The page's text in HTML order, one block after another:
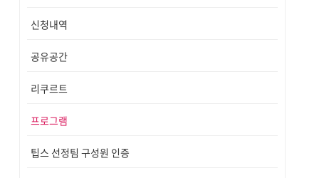
신청내역
공유공간
리쿠르트
프로그램
팁스 선정팀 구성원 인증